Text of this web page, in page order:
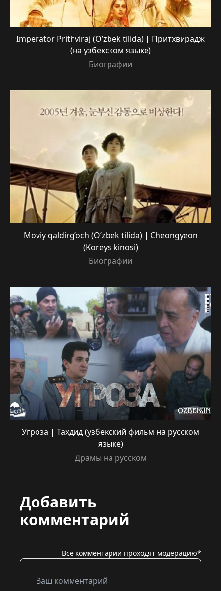
Imperator Prithviraj (O’zbek tilida) | Притхвирадж
(на узбекском языке)
Биографии
Moviy qaldirg’och (O’zbek tilida) | Cheongyeon
(Koreys kinosi)
Биографии
Угроза | Тахдид (узбекский фильм на русском
языке)
Драмы на русском
Добавить
комментарий
Все комментарии проходят модерацию*